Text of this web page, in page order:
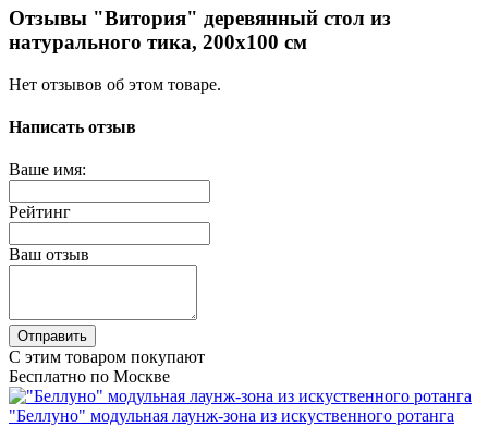
Отзывы "Витория" деревянный стол из
натурального тика, 200х100 см
Нет отзывов об этом товаре.
Написать отзыв
Ваше имя:
Рейтинг
Ваш отзыв
Отправить
С этим товаром покупают
Бесплатно по Москве
"Беллуно" модульная лаунж-зона из искуственного ротанга